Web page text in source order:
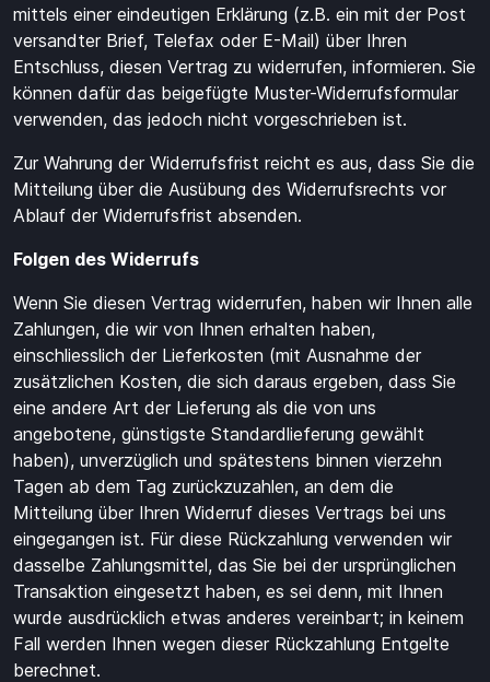
mittels einer eindeutigen Erklärung (z.B. ein mit der Post
versandter Brief, Telefax oder E-Mail) über Ihren
Entschluss, diesen Vertrag zu widerrufen, informieren. Sie
können dafür das beigefügte Muster-Widerrufsformular
verwenden, das jedoch nicht vorgeschrieben ist.
Zur Wahrung der Widerrufsfrist reicht es aus, dass Sie die
Mitteilung über die Ausübung des Widerrufsrechts vor
Ablauf der Widerrufsfrist absenden.
Folgen des Widerrufs
Wenn Sie diesen Vertrag widerrufen, haben wir Ihnen alle
Zahlungen, die wir von Ihnen erhalten haben,
einschliesslich der Lieferkosten (mit Ausnahme der
zusätzlichen Kosten, die sich daraus ergeben, dass Sie
eine andere Art der Lieferung als die von uns
angebotene, günstigste Standardlieferung gewählt
haben), unverzüglich und spätestens binnen vierzehn
Tagen ab dem Tag zurückzuzahlen, an dem die
Mitteilung über Ihren Widerruf dieses Vertrags bei uns
eingegangen ist. Für diese Rückzahlung verwenden wir
dasselbe Zahlungsmittel, das Sie bei der ursprünglichen
Transaktion eingesetzt haben, es sei denn, mit Ihnen
wurde ausdrücklich etwas anderes vereinbart; in keinem
Fall werden Ihnen wegen dieser Rückzahlung Entgelte
berechnet.